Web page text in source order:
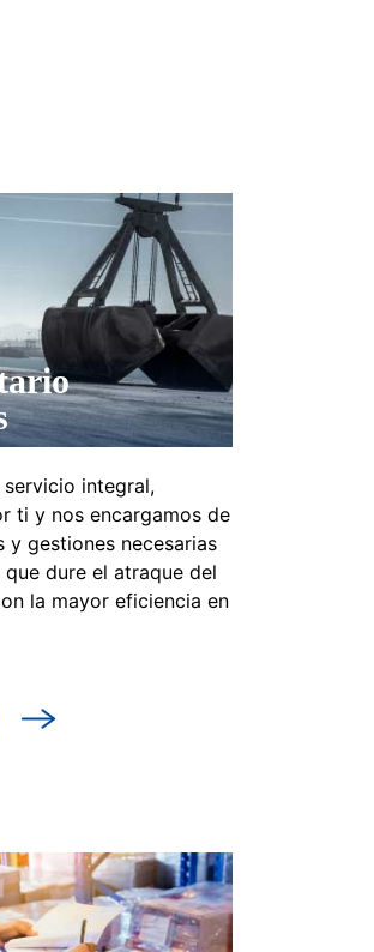
integral,
ti y nos encargamos de
gestiones necesarias
dure el atraque del
la mayor eficiencia en